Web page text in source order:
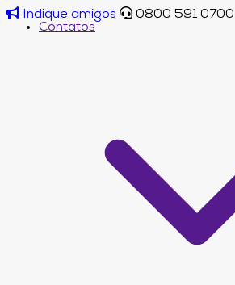
Indique amigos
0800 591 0700
Contatos